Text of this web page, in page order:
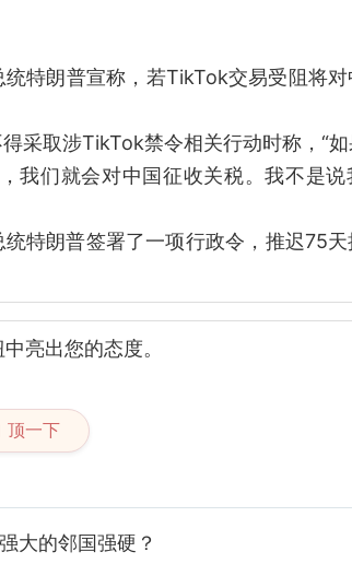
特朗普宣称，若TikTok交易受阻将对
采取涉TikTok禁令相关行动时称，“
我们就会对中国征收关税。我不是说
特朗普签署了一项行政令，推迟75
亮出您的态度。
顶一下
大的邻国强硬？